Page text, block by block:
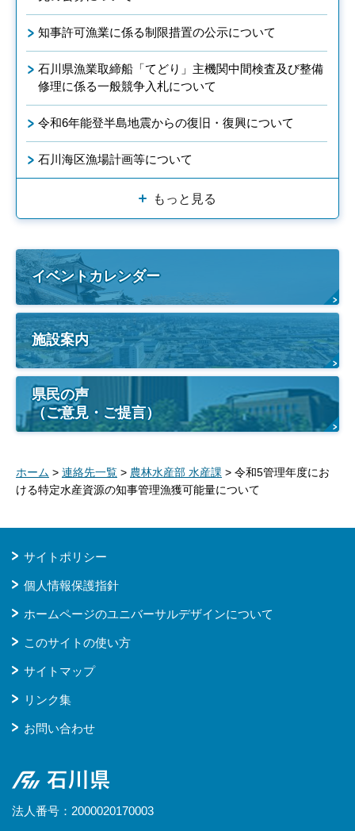
知事許可漁業に係る制限措置の公示について
石川県漁業取締船「てどり」主機関中間検査及び整備
修理に係る一般競争入札について
令和6年能登半島地震からの復旧・復興について
石川海区漁場計画等について
もっと見る
イベントカレンダー
施設案内
県民の声
（ご意見・ご提言）
ホーム > 連絡先一覧 > 農林水産部 水産課 > 令和5管理年度にお
ける特定水産資源の知事管理漁獲可能量について
サイトポリシー
個人情報保護指針
ホームページのユニバーサルデザインについて
このサイトの使い方
サイトマップ
リンク集
お問い合わせ
石川県
法人番号：2000020170003